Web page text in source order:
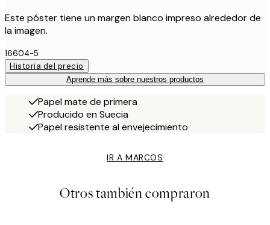
Este póster tiene un margen blanco impreso alrededor de
la imagen.
16604-5
Historia del precio
Aprende más sobre nuestros productos
Papel mate de primera
Producido en Suecia
Papel resistente al envejecimiento
IR A MARCOS
Otros también compraron